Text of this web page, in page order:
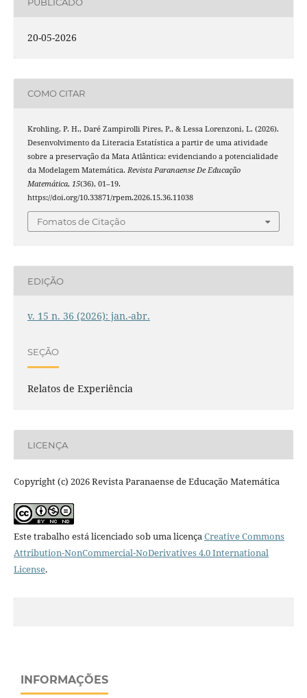
PUBLICADO
20-05-2026
COMO CITAR
Krohling, P. H., Daré Zampirolli Pires, P., & Lessa Lorenzoni, L. (2026).
Desenvolvimento da Literacia Estatística a partir de uma atividade
sobre a preservação da Mata Atlântica: evidenciando a potencialidade
da Modelagem Matemática. Revista Paranaense De Educação
Matemática, 15(36), 01–19.
https://doi.org/10.33871/rpem.2026.15.36.11038
Fomatos de Citação
EDIÇÃO
v. 15 n. 36 (2026): jan.-abr.
SEÇÃO
Relatos de Experiência
LICENÇA
Copyright (c) 2026 Revista Paranaense de Educação Matemática
Este trabalho está licenciado sob uma licençaCreative Commons
Attribution-NonCommercial-NoDerivatives 4.0 International
License.
INFORMAÇÕES